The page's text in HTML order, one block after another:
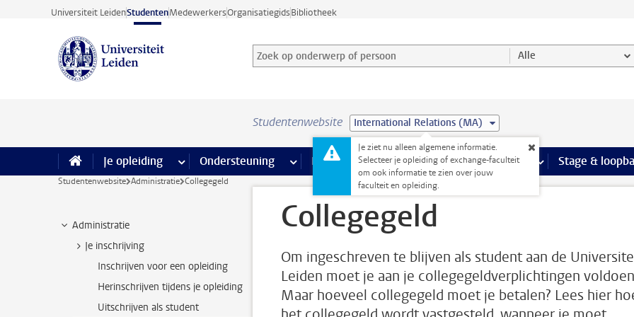
Ga direct naar de inhoud
Universiteit LeidenStudentenMedewerkersOrganisatiegidsBibliotheek
Zoek op onderwerp of persoon en selecteer categorie
Zoekterm Alle
Studentenwebsite International Relations (MA)
Je ziet nu alleen algemene informatie.
Selecteer je opleiding of exchange-faculteit
om ook informatie te zien over jouw
faculteit en opleiding.
Je opleiding meer Je opleiding pagina’s
Ondersteuning meer Ondersteuning pagina’s
Faciliteiten meer Faciliteiten pagina’s
Extra studieactiviteiten meer Extra
Stage &
Studentenwebsite Administratie Collegegeld
Administratie
Je inschrijving
Inschrijven voor een opleiding
Herinschrijven tijdens je opleiding
Uitschrijven als student
Collegegeld
Om ingeschreven te blijven als student aan de
Leiden moet je aan je collegegeldverplichtingen
Maar hoeveel collegegeld moet je betalen? Lees hier